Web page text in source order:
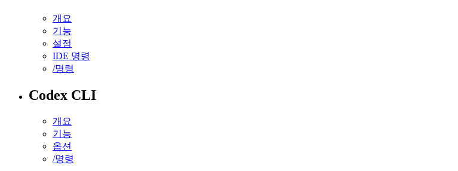
개요
기능
설정
IDE 명령
/명령
Codex CLI
개요
기능
옵션
/명령